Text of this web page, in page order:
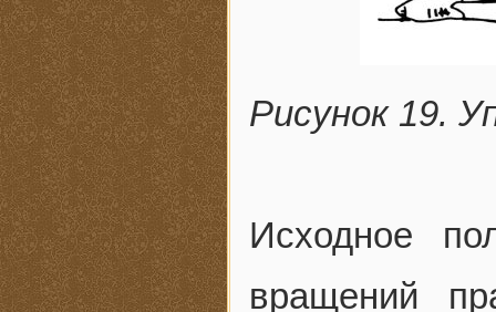
Рисунок 19.
Исходное
вращений